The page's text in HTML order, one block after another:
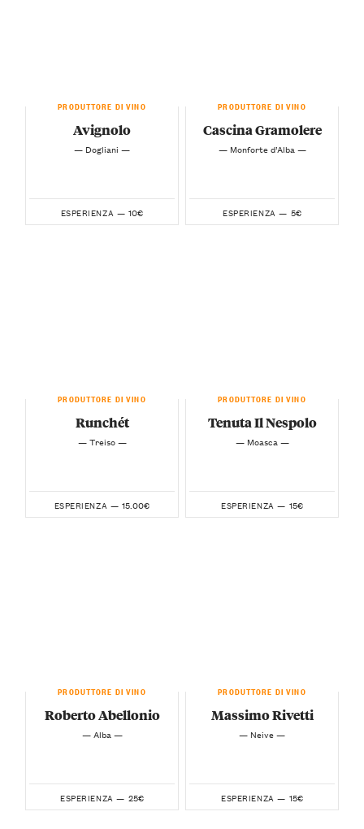
PRODUTTORE DI VINO
Avignolo
— Dogliani —
ESPERIENZA — 10€
PRODUTTORE DI VINO
Cascina Gramolere
— Monforte d’Alba —
ESPERIENZA — 5€
PRODUTTORE DI VINO
Runchét
— Treiso —
ESPERIENZA — 15.00€
PRODUTTORE DI VINO
Tenuta Il Nespolo
— Moasca —
ESPERIENZA — 15€
PRODUTTORE DI VINO
Roberto Abellonio
— Alba —
ESPERIENZA — 25€
PRODUTTORE DI VINO
Massimo Rivetti
— Neive —
ESPERIENZA — 15€